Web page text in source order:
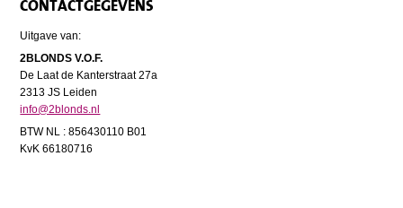
CONTACTGEGEVENS
Uitgave van:
2BLONDS V.O.F.
De Laat de Kanterstraat 27a
2313 JS Leiden
info@2blonds.nl
BTW NL : 856430110 B01
KvK 66180716